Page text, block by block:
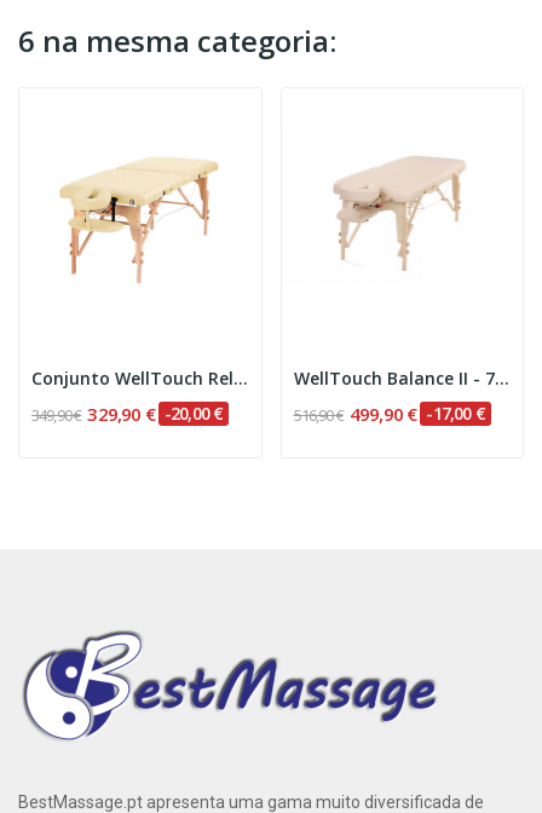
6 na mesma categoria:
Conjunto WellTouch Relax Plus - 71 cm
349,90 € 329,90 € -20,00 €
WellTouch Balance II - 76 cm
516,90 € 499,90 € -17,00 €
BestMassage.pt apresenta uma gama muito diversificada de